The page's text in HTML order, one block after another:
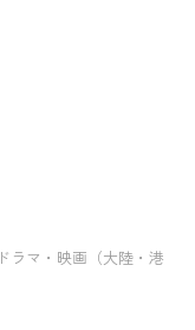
ドラマ・映画（大陸・港